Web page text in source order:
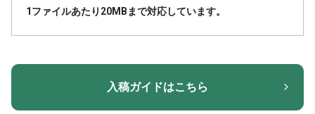
1ファイルあたり20MBまで対応しています。
入稿ガイドはこちら